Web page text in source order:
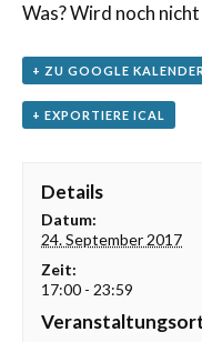
Was? Wird noch
+ ZU GOOGLE
+ EXPORTIERE ICAL
Details
Datum:
24. September 2017
Zeit:
17:00 - 23:59